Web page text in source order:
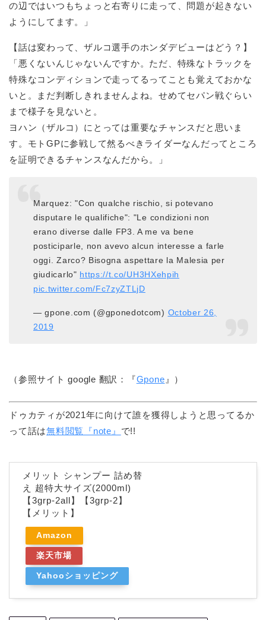
の辺ではいつもちょっと右寄りに走って、問題が起きない
ようにしてます。」
【話は変わって、ザルコ選手のホンダデビューはどう？】
「悪くないんじゃないんですか。ただ、特殊なトラックを
特殊なコンディションで走ってるってことも覚えておかな
いと。まだ判断しきれませんよね。せめてセパン戦ぐらい
まで様子を見ないと。
ヨハン（ザルコ）にとっては重要なチャンスだと思いま
す。モトGPに参戦して然るべきライダーなんだってところ
を証明できるチャンスなんだから。」
Marquez: "Con qualche rischio, si potevano
disputare le qualifiche": "Le condizioni non
erano diverse dalle FP3. A me va bene
posticiparle, non avevo alcun interesse a farle
oggi. Zarco? Bisogna aspettare la Malesia per
giudicarlo" https://t.co/UH3HXehpih
pic.twitter.com/Fc7zyZTLjD
— gpone.com (@gponedotcom) October 26,
2019
（参照サイト google 翻訳：『Gpone 』）
ドゥカティが2021年に向けて誰を獲得しようと思ってるか
って話は無料閲覧『note』 で!!
メリット シャンプー 詰め替
え 超特大サイズ(2000ml)
【3grp-2all】【3grp-2】
【メリット】
Amazon
楽天市場
Yahooショッピング